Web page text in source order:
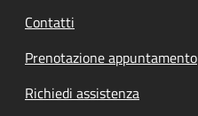
Contatti
Prenotazione appuntamento
Richiedi assistenza